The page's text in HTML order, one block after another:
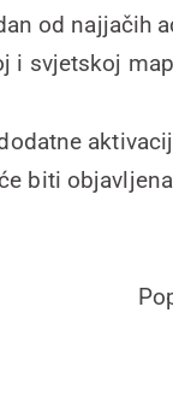
od najjačih
i svjetskoj
biti